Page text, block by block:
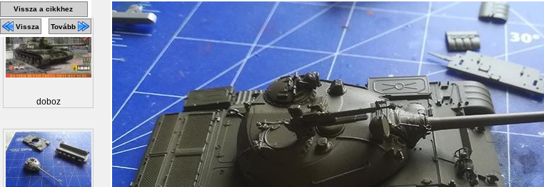
Vissza a cikkhez
Vissza Tovább
doboz